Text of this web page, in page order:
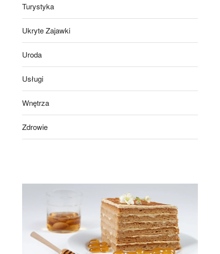
Turystyka
Ukryte Zajawki
Uroda
Usługi
Wnętrza
Zdrowie